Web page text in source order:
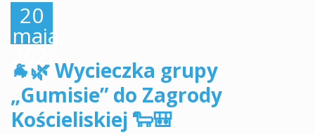
20
maja,
2026
🐐🌿 Wycieczka grupy
„Gumisie” do Zagrody
Kościeliskiej 🐑🎒